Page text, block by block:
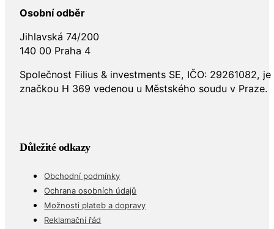
Osobní odběr
Jihlavská 74/200
140 00 Praha 4
Společnost Filius & investments SE, IČO: 29261082,
značkou H 369 vedenou u Městského soudu v Praze.
Důležité odkazy
Obchodní podmínky
Ochrana osobních údajů
Možnosti plateb a dopravy
Reklamační řád